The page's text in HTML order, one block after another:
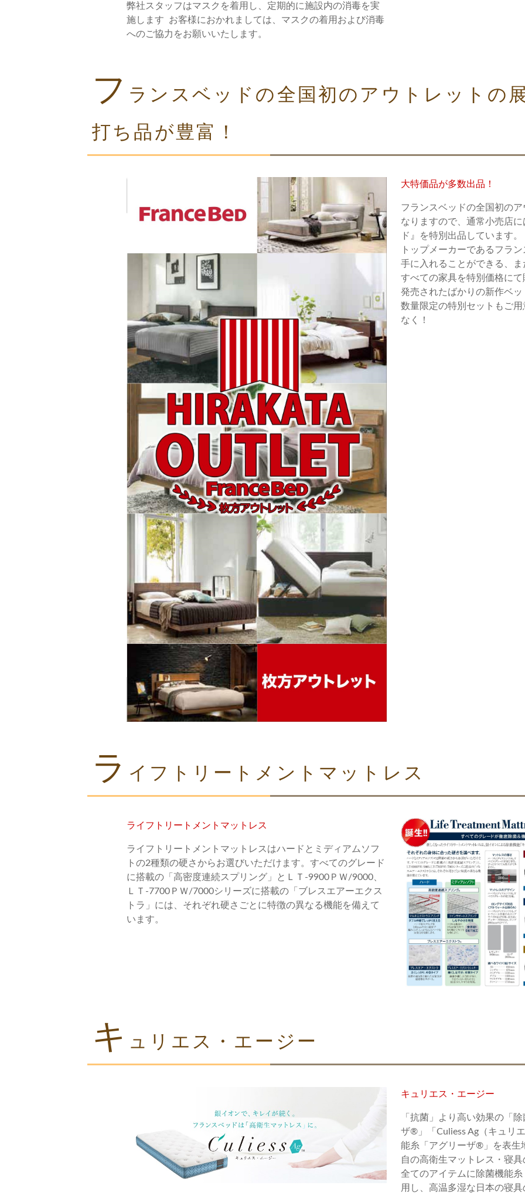
弊社スタッフはマスクを着用し、定期的に施設内の消毒を実
施します お客様におかれましては、マスクの着用および消毒
へのご協力をお願いいたします。
フ ランスベッドの全国初のアウトレットの
打ち品が豊富！
大特価品が多数出品！
フランスベッドの全国初の
なりますので、通常小売店
ド』を特別出品しています。
トップメーカーであるフラ
手に入れることができる
すべての家具を特別価格に
発売されたばかりの新作ベ
数量限定の特別セットもご
なく！
ラ イフトリートメントマットレス
ライフトリートメントマットレス
ライフトリートメントマットレスはハードとミディアムソフ
トの2種類の硬さからお選びいただけます。すべてのグレード
に搭載の「高密度連続スプリング」とＬＴ-9900ＰＷ/9000、
ＬＴ-7700ＰＷ/7000シリーズに搭載の「ブレスエアーエクス
トラ」には、それぞれ硬さごとに特徴の異なる機能を備えて
います。
キ ュリエス・エージー
キュリエス・エージー
「抗菌」より高い効果の「
ザ®」「Culiess Ag（キュリ
能糸「アグリーザ®」を表生
自の高衛生マットレス・寝
全てのアイテムに除菌機能
用し、高温多湿な日本の寝